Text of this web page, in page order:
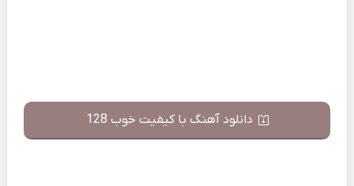
دانلود آهنگ با کیفیت خوب 128